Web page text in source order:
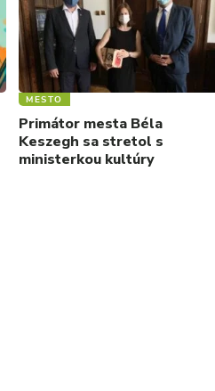
MESTO
Primátor mesta Béla
Keszegh sa stretol s
ministerkou kultúry